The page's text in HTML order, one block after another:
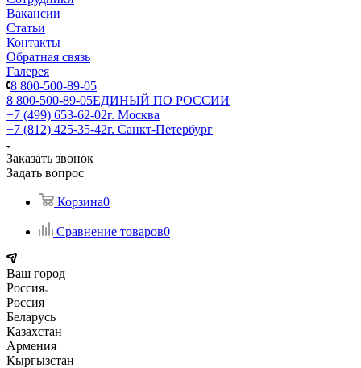
Вакансии
Статьи
Контакты
Обратная связь
Галерея
8 800-500-89-05
8 800-500-89-05ЕДИНЫЙ ПО РОССИИ
+7 (499) 653-62-02г. Москва
+7 (812) 425-35-42г. Санкт-Петербург
Заказать звонок
Задать вопрос
Корзина0
Сравнение товаров0
Ваш город
Россия
Россия
Беларусь
Казахстан
Армения
Кыргызстан